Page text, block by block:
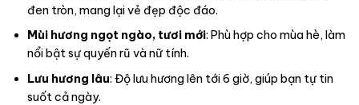
đen tròn, mang lại vẻ đẹp độc đáo.
Mùi hương ngọt ngào, tươi mới: Phù hợp cho mùa hè, làm
nổi bật sự quyến rũ và nữ tính.
Lưu hương lâu: Độ lưu hương lên tới 6 giờ, giúp bạn tự tin
suốt cả ngày.